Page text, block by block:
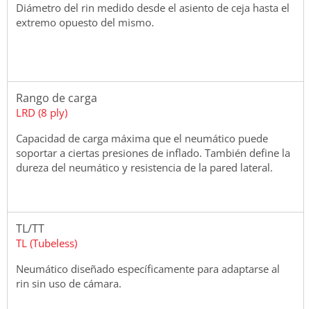
Diámetro del rin medido desde el asiento de ceja hasta el
extremo opuesto del mismo.
Rango de carga
LRD (8 ply)
Capacidad de carga máxima que el neumático puede
soportar a ciertas presiones de inflado. También define la
dureza del neumático y resistencia de la pared lateral.
TL/TT
TL (Tubeless)
Neumático diseñado específicamente para adaptarse al
rin sin uso de cámara.